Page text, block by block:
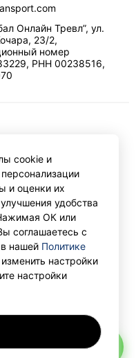
Онлайн Тревл”, ул.
23/2,
номер
РНН 00238516,
Limited.
cookie и
и оценки их
удобства
ОК или
соглашаетесь с
нашей Политике
настройки
настройки
AI